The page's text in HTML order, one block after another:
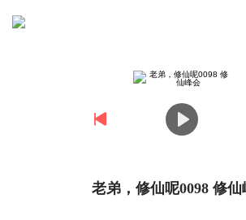
老弟，修仙呢0098 修